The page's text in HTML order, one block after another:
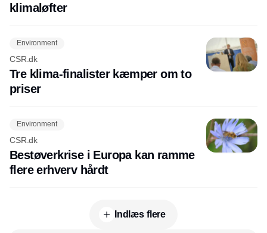
klimaløfter
Environment
CSR.dk
Tre klima-finalister kæmper om to
priser
Environment
CSR.dk
Bestøverkrise i Europa kan ramme
flere erhverv hårdt
Indlæs flere